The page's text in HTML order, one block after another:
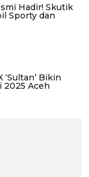
Hadir! Skutik
Sporty dan
‘Sultan’ Bikin
2025 Aceh